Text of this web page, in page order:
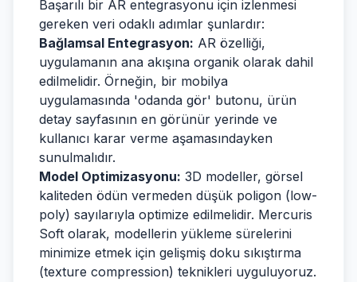
Başarılı bir AR entegrasyonu için izlenmesi
gereken veri odaklı adımlar şunlardır:
Bağlamsal Entegrasyon: AR özelliği,
uygulamanın ana akışına organik olarak dahil
edilmelidir. Örneğin, bir mobilya
uygulamasında 'odanda gör' butonu, ürün
detay sayfasının en görünür yerinde ve
kullanıcı karar verme aşamasındayken
sunulmalıdır.
Model Optimizasyonu: 3D modeller, görsel
kaliteden ödün vermeden düşük poligon (low-
poly) sayılarıyla optimize edilmelidir. Mercuris
Soft olarak, modellerin yükleme sürelerini
minimize etmek için gelişmiş doku sıkıştırma
(texture compression) teknikleri uyguluyoruz.